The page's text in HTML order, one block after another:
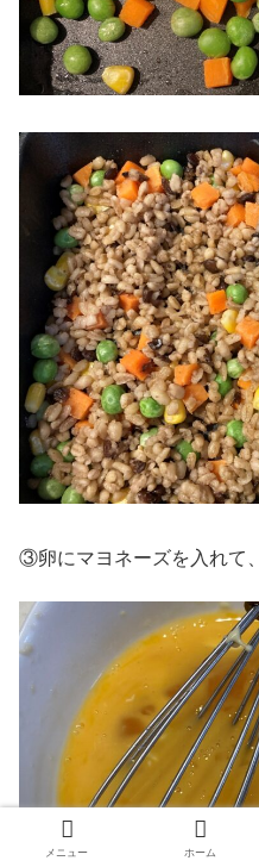
③卵にマヨネーズを入れて
メニュー ホーム